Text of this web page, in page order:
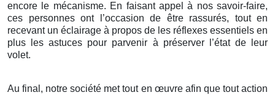
encore le mécanisme. En faisant appel à nos savoir-faire,
ces personnes ont l’occasion de être rassurés, tout en
recevant un éclairage à propos de les réflexes essentiels en
plus les astuces pour parvenir à préserver l’état de leur
volet.
Au final, notre société met tout en œuvre afin que tout action